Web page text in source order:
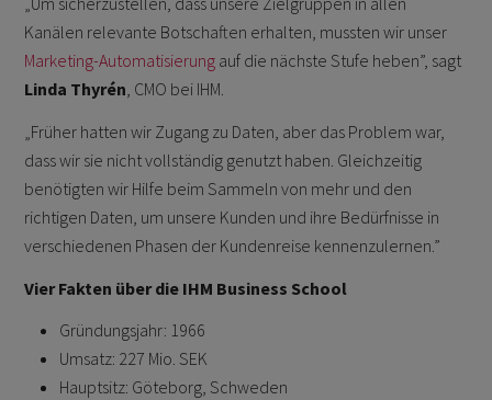
Kanälen relevante Botschaften erhalten, mussten wir unser
Marketing-Automatisierung auf die nächste Stufe heben”, sagt
Linda Thyrén , CMO bei IHM.
„Früher hatten wir Zugang zu Daten, aber das Problem war,
dass wir sie nicht vollständig genutzt haben. Gleichzeitig
benötigten wir Hilfe beim Sammeln von mehr und den
richtigen Daten, um unsere Kunden und ihre Bedürfnisse in
verschiedenen Phasen der Kundenreise kennenzulernen.”
Vier Fakten über die IHM Business School
Gründungsjahr: 1966
Umsatz: 227 Mio. SEK
Hauptsitz: Göteborg, Schweden